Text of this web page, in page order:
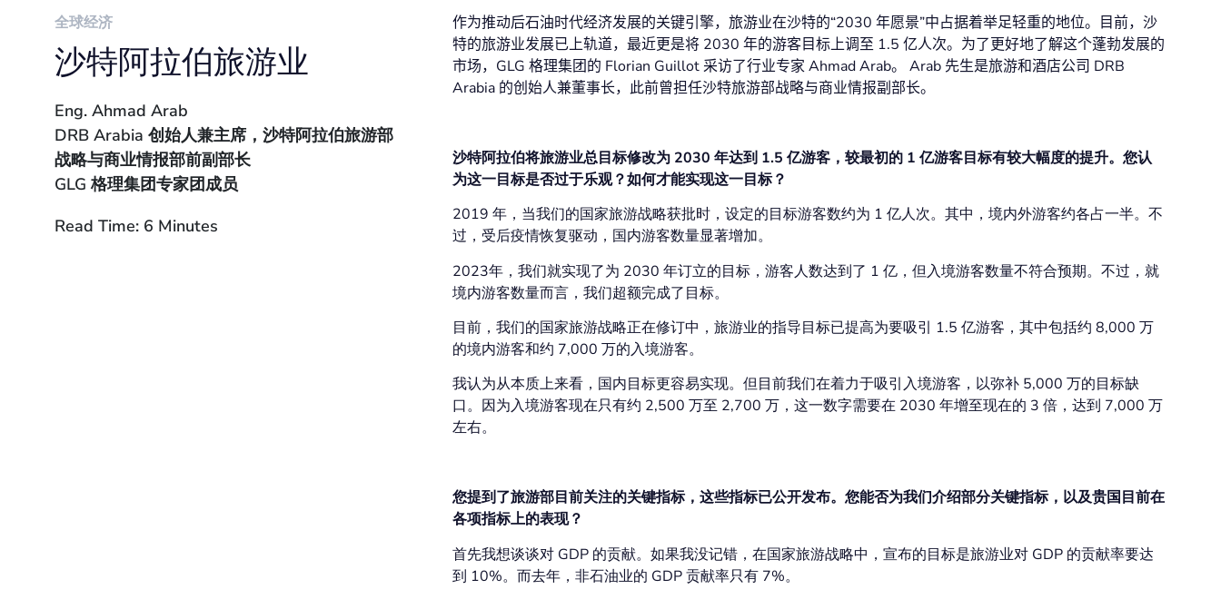
全球经济
沙特阿拉伯旅游业
Eng. Ahmad Arab
DRB Arabia 创始人兼主席，沙特阿拉伯旅游部
战略与商业情报部前副部长
GLG 格理集团专家团成员
Read Time: 6 Minutes
作为推动后石油时代经济发展的关键引擎，旅游业在沙特的“2030 年愿景”中占据着举足轻重的地位。目前，沙
特的旅游业发展已上轨道，最近更是将2030 年的游客目标上调至1.5 亿人次。为了更好地了解这个蓬勃发展的
市场， GLG 格理集团的 Florian Guillot采访了行业专家Ahmad Arab。 Arab 先生是旅游和酒店公司 DRB
Arabia 的创始人兼董事长，此前曾担任沙特旅游部战略与商业情报副部长。
沙特阿拉伯将旅游业总目标修改为 2030 年达到 1.5 亿游客，较最初的 1 亿游客目标有较大幅度的提升。您认
为这一目标是否过于乐观？如何才能实现这一目标？
2019 年，当我们的国家旅游战略获批时，设定的目标游客数约为 1 亿人次。其中，境内外游客约各占一半。不
过，受后疫情恢复驱动，国内游客数量显著增加。
2023年，我们就实现了为 2030 年订立的目标，游客人数达到了 1 亿，但入境游客数量不符合预期。不过，就
境内游客数量而言，我们超额完成了目标。
目前，我们的国家旅游战略正在修订中，旅游业的指导目标已提高为要吸引 1.5 亿游客，其中包括约 8,000 万
的境内游客和约 7,000 万的入境游客。
我认为从本质上来看，国内目标更容易实现。但目前我们在着力于吸引入境游客，以弥补 5,000 万的目标缺
口。因为入境游客现在只有约 2,500 万至 2,700 万，这一数字需要在 2030 年增至现在的 3 倍，达到 7,000 万
左右。
您提到了旅游部目前关注的关键指标，这些指标已公开发布。您能否为我们介绍部分关键指标，以及贵国目前在
各项指标上的表现？
首先我想谈谈对 GDP 的贡献。如果我没记错，在国家旅游战略中，宣布的目标是旅游业对 GDP 的贡献率要达
到 10%。而去年，非石油业的 GDP 贡献率只有 7%。